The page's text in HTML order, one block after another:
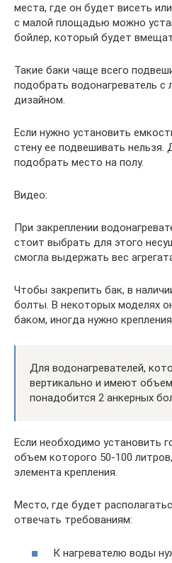
места, где он будет висеть
с малой площадью можно
бойлер, который будет
Такие баки чаще всего
подобрать водонагреватель
дизайном.
Если нужно установить
стену ее подвешивать нельзя.
подобрать место на полу.
Видео:
При закреплении
стоит выбрать для этого
смогла выдержать вес
Чтобы закрепить бак, в
болты. В некоторых моделях
баком, иногда нужно
Для водонагревателей,
вертикально и имеют
понадобится 2 анкерных
Если необходимо установить
объем которого 50-100
элемента крепления.
Место, где будет
отвечать требованиям:
К нагревателю воды